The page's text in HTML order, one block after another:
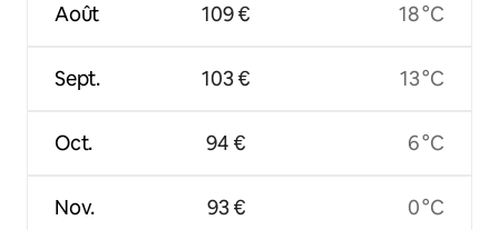
Août
Sept.
Oct.
Nov.
109 €
103 €
94 €
93 €
18 °C
13 °C
6 °C
0 °C